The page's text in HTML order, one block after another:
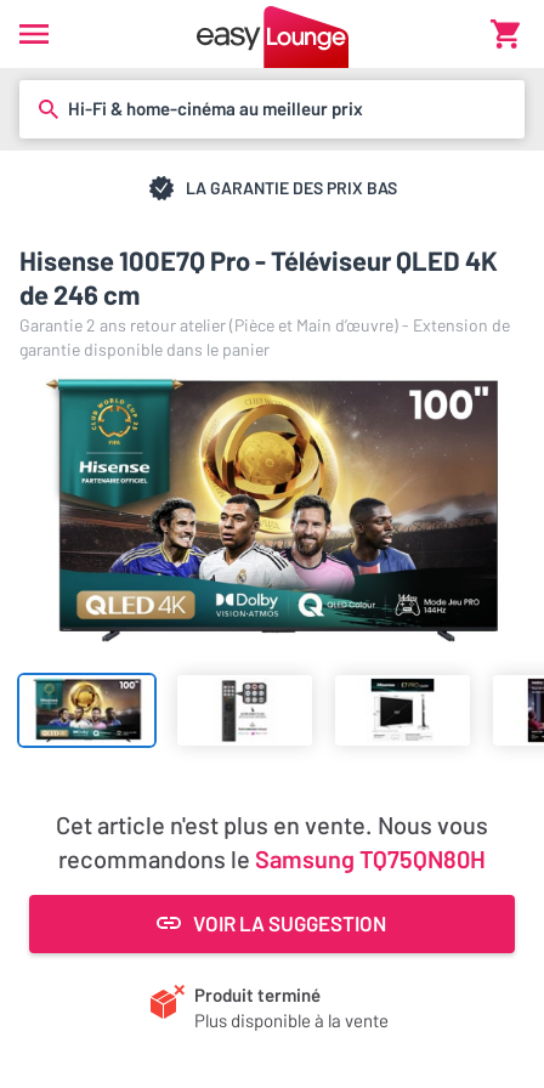
Hi-Fi & home-cinéma au meilleur prix
LA GARANTIE DES PRIX BAS
Hisense 100E7Q Pro - Téléviseur QLED 4K
de 246 cm
Garantie 2 ans retour atelier (Pièce et Main d’œuvre) - Extension de
garantie disponible dans le panier
Cet article n'est plus en vente. Nous vous
recommandons le Samsung TQ75QN80H
VOIR LA SUGGESTION
Produit terminé
Plus disponible à la vente